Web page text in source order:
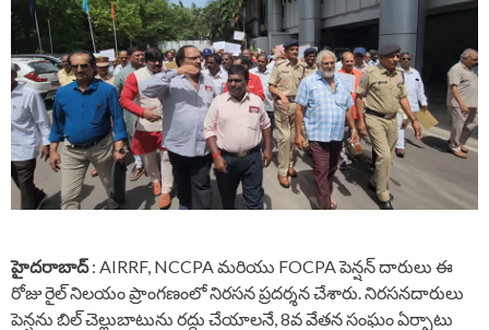
హైదరాబాద్: AIRRF, NCCPA మరియు FOCPA పెన్షన్ దారులు ఈ
రోజు రైల్ నిలయం ప్రాంగణంలో నిరసన ప్రదర్శన చేశారు. నిరసనదారులు
పెన్షను బిల్ చెల్లుబాటును రద్దు చేయాలనే, 8వ వేతన సంఘం ఏర్పాటు